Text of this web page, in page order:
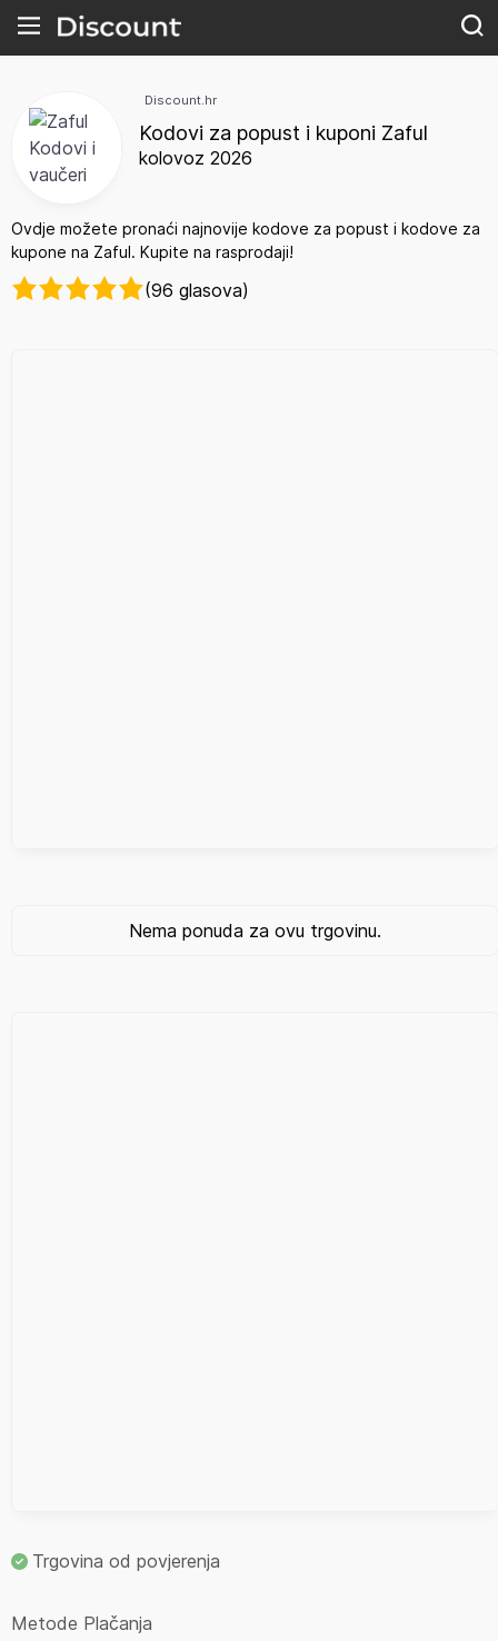
Discount.hr
Kodovi za popust i kuponi Zaful
kolovoz 2026
Ovdje možete pronaći najnovije kodove za popust i kodove za
kupone na Zaful. Kupite na rasprodaji!
(96 glasova)
Nema ponuda za ovu trgovinu.
Trgovina od povjerenja
Metode Plačanja